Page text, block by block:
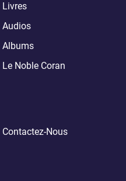
Livres
Audios
Albums
Le Noble Coran
Contactez-Nous